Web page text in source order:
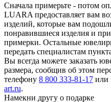
Сначала примерьте - потом
LUARA предоставляет вам
изделий, которые вам
понравившиеся изделия и
примерки. Остальные
передать специалистам
Вы всегда можете заказать
размера, сообщив об этом
телефону 8 800 333-81-17 или
art.ru.
Намекни другу о подарке